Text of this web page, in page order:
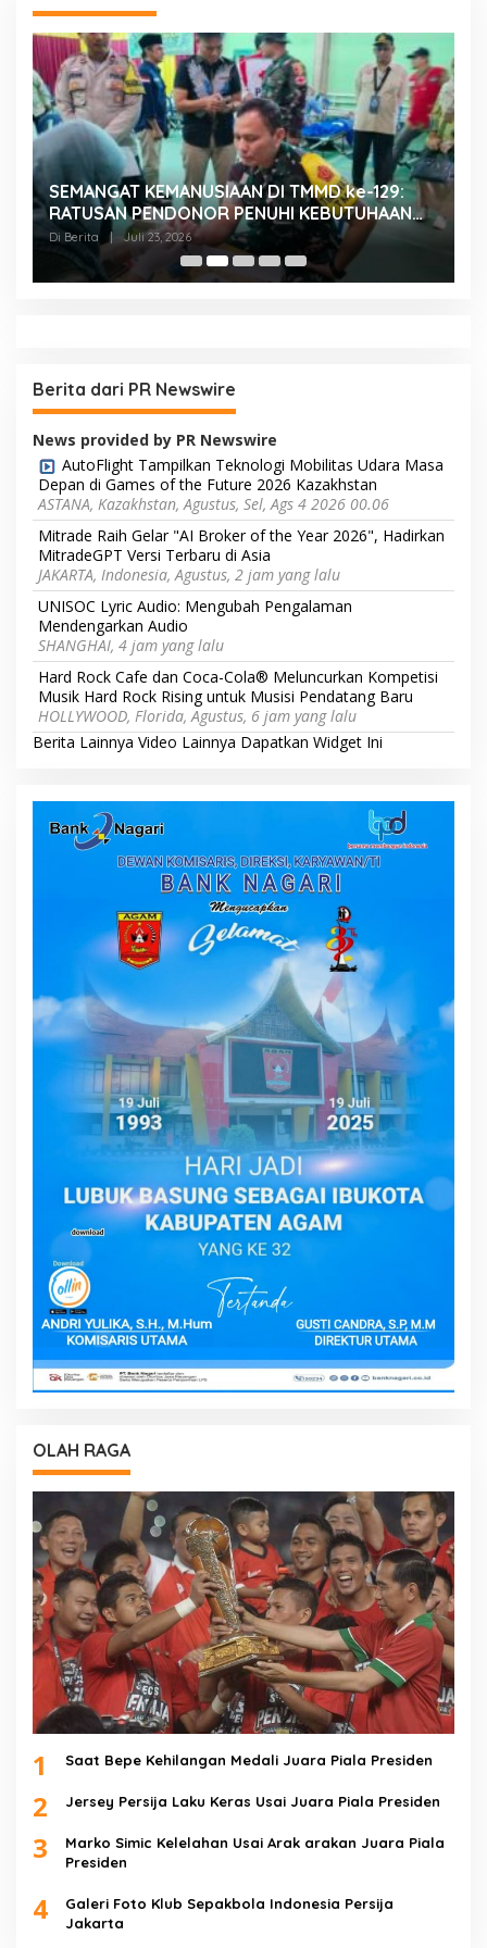
SEMANGAT KEMANUSIAAN DI TMMD ke-129:
RATUSAN PENDONOR PENUHI KEBUTUHAAN
STOK DARAH
Di Berita | Juli 23, 2026
Berita dari PR Newswire
News provided by PR Newswire
AutoFlight Tampilkan Teknologi Mobilitas Udara Masa
Depan di Games of the Future 2026 Kazakhstan
ASTANA, Kazakhstan, Agustus, Sel, Ags 4 2026 00.06
Mitrade Raih Gelar "AI Broker of the Year 2026", Hadirkan
MitradeGPT Versi Terbaru di Asia
JAKARTA, Indonesia, Agustus, 2 jam yang lalu
UNISOC Lyric Audio: Mengubah Pengalaman
Mendengarkan Audio
SHANGHAI, 4 jam yang lalu
Hard Rock Cafe dan Coca-Cola® Meluncurkan Kompetisi
Musik Hard Rock Rising untuk Musisi Pendatang Baru
HOLLYWOOD, Florida, Agustus, 6 jam yang lalu
Berita Lainnya Video Lainnya Dapatkan Widget Ini
OLAH RAGA
1 Saat Bepe Kehilangan Medali Juara Piala Presiden
2 Jersey Persija Laku Keras Usai Juara Piala Presiden
3
Marko Simic Kelelahan Usai Arak arakan Juara Piala
Presiden
4
Galeri Foto Klub Sepakbola Indonesia Persija
Jakarta